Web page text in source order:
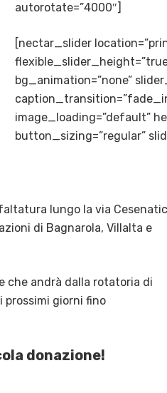
autorotate=”4000″]
[nectar_slider
bg_animation=”none”
image_loading=”default”
button_sizing=”regular”
lungo la via
di Bagnarola, Villalta e
che andrà dalla rotatoria di
prossimi giorni fino
donazione!